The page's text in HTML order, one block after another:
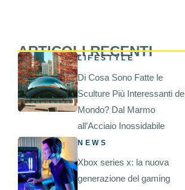
ARTICOLI RECENTI
LIFESTYLE
Di Cosa Sono Fatte le
Sculture Più Interessanti del
Mondo? Dal Marmo
all’Acciaio Inossidabile
NEWS
Xbox series x: la nuova
generazione del gaming